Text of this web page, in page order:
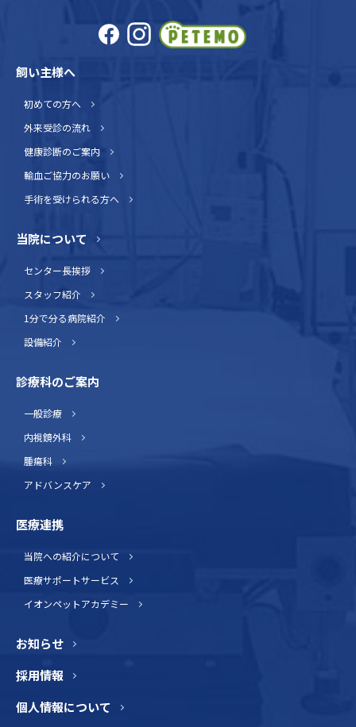
飼い主様へ
初めての方へ
外来受診の流れ
健康診断のご案内
輸血ご協力のお願い
手術を受けられる方へ
当院について
センター長挨拶
スタッフ紹介
1分で分る病院紹介
設備紹介
診療科のご案内
一般診療
内視鏡外科
腫瘍科
アドバンスケア
医療連携
当院への紹介について
医療サポートサービス
イオンペットアカデミー
お知らせ
採用情報
個人情報について